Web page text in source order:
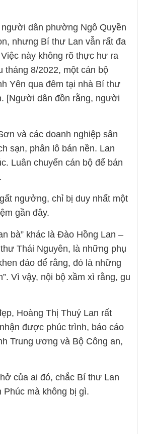
dân phường Ngô Quyền
nhưng Bí thư Lan vẫn rất đa
này không rõ thực hư ra
tháng 8/2022, một cán bộ
Yên qua đêm tại nhà Bí thư
[Người dân đồn rằng, người
và các doanh nghiệp sân
sạn, phân lô bán nền. Lan
Luân chuyển cán bộ để bán
ngưởng, chỉ bị duy nhất một
gần đây.
bà” khác là Đào Hồng Lan –
Thái Nguyên, là những phụ
đáo để rằng, đó là những
Vì vậy, nội bộ xầm xì rằng, gu
Hoàng Thị Thuý Lan rất
được phúc trình, báo cáo
Trung ương và Bộ Công an,
của ai đó, chắc Bí thư Lan
Phúc mà không bị gì.